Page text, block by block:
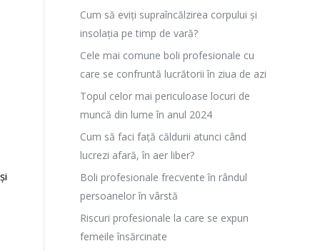
Cum să eviți supraîncălzirea corpului și
insolația pe timp de vară?
Cele mai comune boli profesionale cu
care se confruntă lucrătorii în ziua de azi
Topul celor mai periculoase locuri de
muncă din lume în anul 2024
Cum să faci față căldurii atunci când
lucrezi afară, în aer liber?
Boli profesionale frecvente în rândul
persoanelor în vârstă
Riscuri profesionale la care se expun
femeile însărcinate